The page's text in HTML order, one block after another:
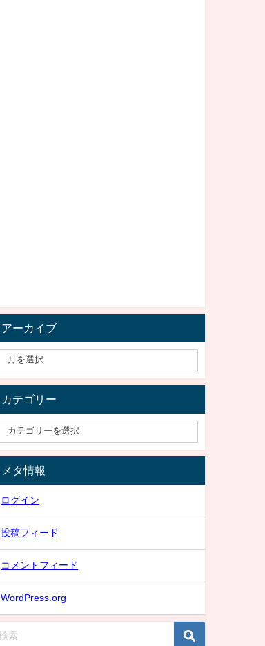
アーカイブ
カテゴリー
メタ情報
ログイン
投稿フィード
コメントフィード
WordPress.org